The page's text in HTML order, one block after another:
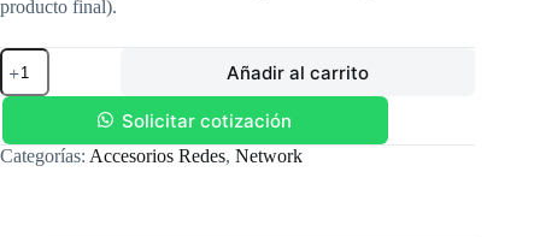
producto final).
VENTILADOR
NEXXT
110/220VAC
cantidad
Añadir al carrito
Solicitar cotización
Categorías: Accesorios Redes, Network